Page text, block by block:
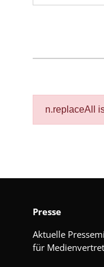
n.replaceAll
Presse
Aktuelle
für